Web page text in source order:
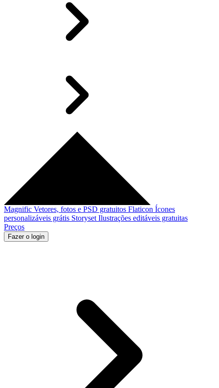
Magnific Vetores, fotos e PSD gratuitos Flaticon Ícones
personalizáveis grátis Storyset Ilustrações editáveis gratuitas
Preços
Fazer o login